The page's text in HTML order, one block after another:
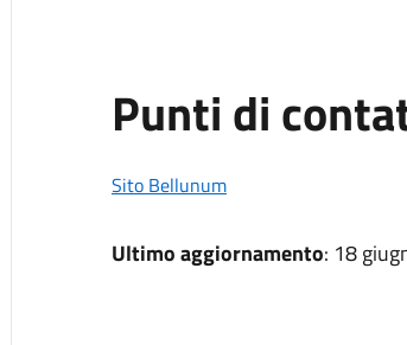
Punti di
Sito Bellunum
Ultimo aggiornamento: 18